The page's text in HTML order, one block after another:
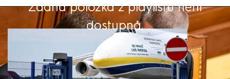
Žádná položka z playlistu není
dostupná.
Výběr redakce